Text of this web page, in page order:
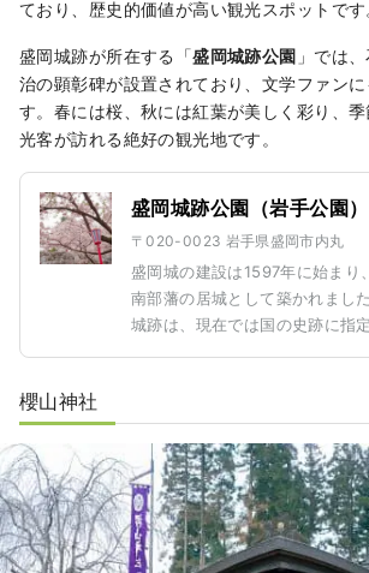
ており、歴史的価値が高い観光スポットです
盛岡城跡が所在する「盛岡城跡公園 」では
治の顕彰碑が設置されており、文学ファン
す。春には桜、秋には紅葉が美しく彩り、
光客が訪れる絶好の観光地です。
盛岡城跡公園（岩手公園）
〒020-0023 岩手県盛岡市内丸
盛岡城の建設は1597年に始まり
南部藩の居城として築かれまし
城跡は、現在では国の史跡に指
を讃える記念碑が建てられてお
気を感じさせます。春には桜、
に彩られ、毎年多くの観光客が
楽しむために訪れています。
櫻山神社